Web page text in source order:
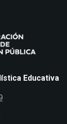
Educativa